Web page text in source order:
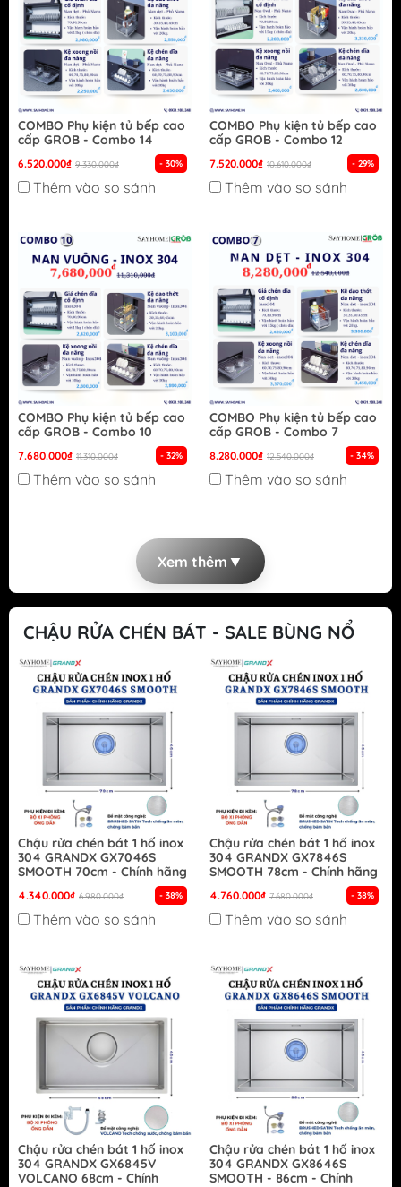
COMBO Phụ kiện tủ bếp cao
cấp GROB - Combo 14
6.520.000₫ 9.330.000₫ - 30%
Thêm vào so sánh
COMBO Phụ kiện tủ bếp cao
cấp GROB - Combo 12
7.520.000₫ 10.610.000₫ - 29%
Thêm vào so sánh
COMBO Phụ kiện tủ bếp cao
cấp GROB - Combo 10
7.680.000₫ 11.310.000₫ - 32%
Thêm vào so sánh
COMBO Phụ kiện tủ bếp cao
cấp GROB - Combo 7
8.280.000₫ 12.540.000₫ - 34%
Thêm vào so sánh
Xem thêm ▼
CHẬU RỬA CHÉN BÁT - SALE BÙNG NỔ
Chậu rửa chén bát 1 hố inox
304 GRANDX GX7046S
SMOOTH 70cm - Chính hãng
4.340.000₫ 6.980.000₫ - 38%
Thêm vào so sánh
Chậu rửa chén bát 1 hố inox
304 GRANDX GX7846S
SMOOTH 78cm - Chính hãng
4.760.000₫ 7.680.000₫ - 38%
Thêm vào so sánh
Chậu rửa chén bát 1 hố inox
304 GRANDX GX6845V
VOLCANO 68cm - Chính
Chậu rửa chén bát 1 hố inox
304 GRANDX GX8646S
SMOOTH - 86cm - Chính